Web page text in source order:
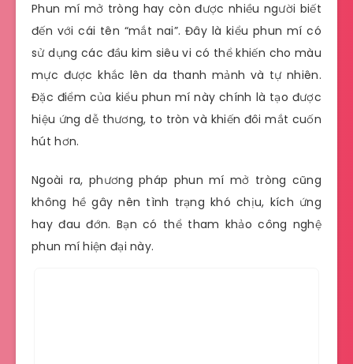
Phun mí mở tròng hay còn được nhiều người biết
đến với cái tên “mắt nai”. Đây là kiểu phun mí có
sử dụng các đầu kim siêu vi có thể khiến cho màu
mực được khắc lên da thanh mảnh và tự nhiên.
Đặc điểm của kiểu phun mí này chính là tạo được
hiệu ứng dễ thương, to tròn và khiến đôi mắt cuốn
hút hơn.
Ngoài ra, phương pháp phun mí mở tròng cũng
không hề gây nên tình trạng khó chịu, kích ứng
hay đau đớn. Bạn có thể tham khảo công nghệ
phun mí hiện đại này.